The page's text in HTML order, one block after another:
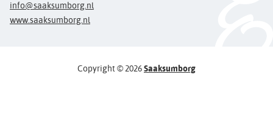
info@saaksumborg.nl
www.saaksumborg.nl
Copyright © 2026Saaksumborg